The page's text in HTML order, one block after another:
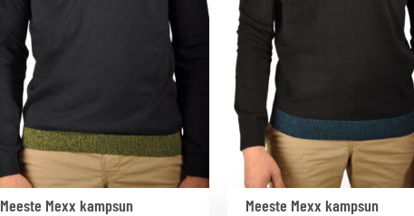
Meeste Mexx kampsun
Meeste Mexx kampsun